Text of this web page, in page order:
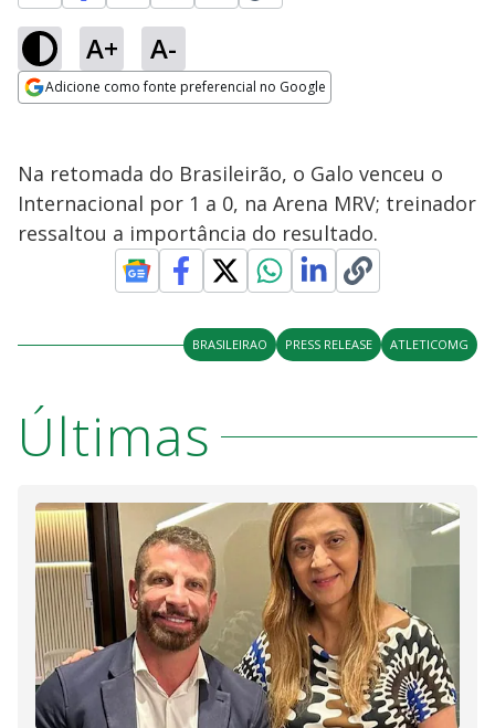
A+ A-
Adicione como fonte preferencial no Google
Na retomada do Brasileirão, o Galo venceu o
Internacional por 1 a 0, na Arena MRV; treinador
ressaltou a importância do resultado.
BRASILEIRAO PRESS RELEASE ATLETICOMG
Últimas